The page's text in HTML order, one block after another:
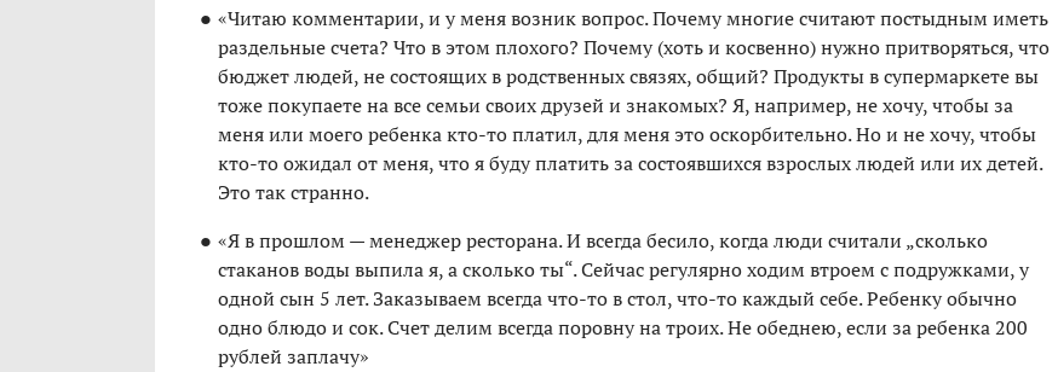
«Читаю комментарии, и у меня возник вопрос. Почему многие считают постыдным иметь
раздельные счета? Что в этом плохого? Почему (хоть и косвенно) нужно притворяться, что
бюджет людей, не состоящих в родственных связях, общий? Продукты в супермаркете вы
тоже покупаете на все семьи своих друзей и знакомых? Я, например, не хочу, чтобы за
меня или моего ребенка кто-то платил, для меня это оскорбительно. Но и не хочу, чтобы
кто-то ожидал от меня, что я буду платить за состоявшихся взрослых людей или их детей.
Это так странно.
«Я в прошлом — менеджер ресторана. И всегда бесило, когда люди считали „сколько
стаканов воды выпила я, а сколько ты“. Сейчас регулярно ходим втроем с подружками, у
одной сын 5 лет. Заказываем всегда что-то в стол, что-то каждый себе. Ребенку обычно
одно блюдо и сок. Счет делим всегда поровну на троих. Не обеднею, если за ребенка 200
рублей заплачу»